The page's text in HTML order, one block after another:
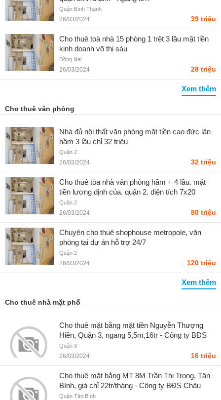
Quận Bình Thạnh
26/03/2024 39 triệu
Cho thuê toà nhà 15 phòng 1 trệt 3 lầu mặt tiền
kinh doanh võ thị sáu
Đồng Nai
26/03/2024 28 triệu
Xem thêm
Cho thuê văn phòng
Nhà đủ nội thất văn phòng mặt tiền cao đức lân
hầm 3 lầu chỉ 32 triệu
Quận 2
26/03/2024 32 triệu
Cho thuê tòa nhà văn phòng hầm + 4 lầu. mặt
tiền lương định của. quận 2. diện tích 7x20
Quận 2
26/03/2024 80 triệu
Chuyên cho thuê shophouse metropole, văn
phòng tại dự án hỗ trợ 24/7
Quận 2
26/03/2024 120 triệu
Xem thêm
Cho thuê nhà mặt phố
Cho thuê mặt bằng mặt tiền Nguyễn Thượng
Hiền, Quận 3, ngang 5,5m,16tr - Công ty BĐS
Châu Long
Quận 3
26/03/2024 16 triệu
Cho thuê mặt bằng MT 8M Trần Thị Trọng, Tân
Bình, giá chỉ 22tr/tháng - Công ty BĐS Châu
Long
Quận Tân Bình